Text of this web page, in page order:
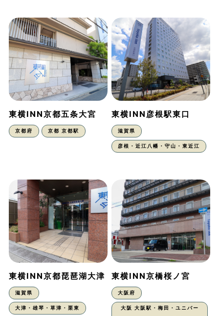
東横INN京都五条大宮
京都府 京都 京都駅
東横INN彦根駅東口
滋賀県
彦根・近江八幡・守山・東近江
東横INN京都琵琶湖大津
滋賀県
大津・雄琴・草津・栗東
東横INN京橋桜ノ宮
大阪府
大阪 大阪駅・梅田・ユニバー